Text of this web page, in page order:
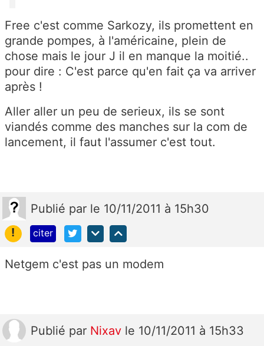
Free c'est comme Sarkozy, ils promettent en
grande pompes, à l'américaine, plein de
chose mais le jour J il en manque la moitié..
pour dire : C'est parce qu'en fait ça va arriver
après !
Aller aller un peu de serieux, ils se sont
viandés comme des manches sur la com de
lancement, il faut l'assumer c'est tout.
Publié par le 10/11/2011 à 15h30
!
citer
Netgem c'est pas un modem
Publié par Nixav le 10/11/2011 à 15h33